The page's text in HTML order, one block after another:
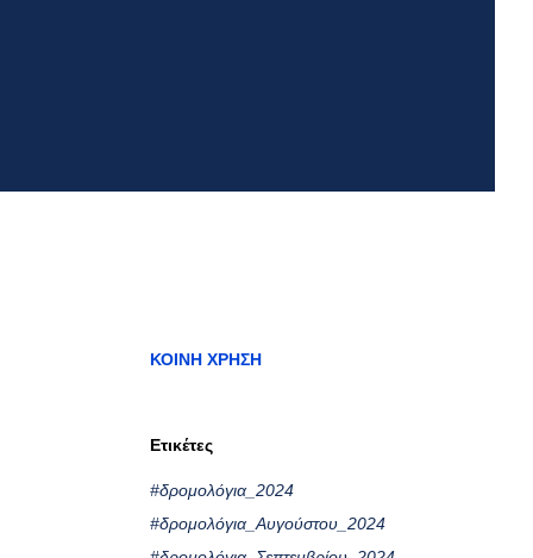
ΚΟΙΝΉ ΧΡΉΣΗ
Ετικέτες
#δρομολόγια_2024
#δρομολόγια_Αυγούστου_2024